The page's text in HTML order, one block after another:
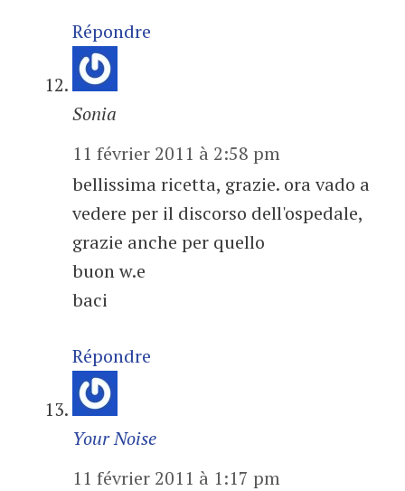
Répondre
Sonia
11 février 2011 à 2:58 pm
bellissima ricetta, grazie. ora vado a
vedere per il discorso dell'ospedale,
grazie anche per quello
buon w.e
baci
Répondre
Your Noise
11 février 2011 à 1:17 pm